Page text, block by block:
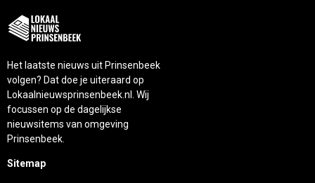
Het laatste nieuws uit Prinsenbeek
volgen? Dat doe je uiteraard op
Lokaalnieuwsprinsenbeek.nl. Wij
focussen op de dagelijkse
nieuwsitems van omgeving
Prinsenbeek.
Sitemap